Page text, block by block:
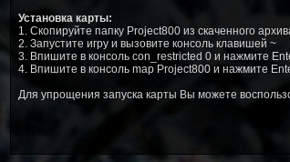
Установка карты:
1. Скопируйте папку Project800 из скаченного
2. Запустите игру и вызовите консоль клавишей ~
3. Впишите в консоль con_restricted 0 и нажмите
4. Впишите в консоль map Project800 и нажмите
Для упрощения запуска карты Вы можете